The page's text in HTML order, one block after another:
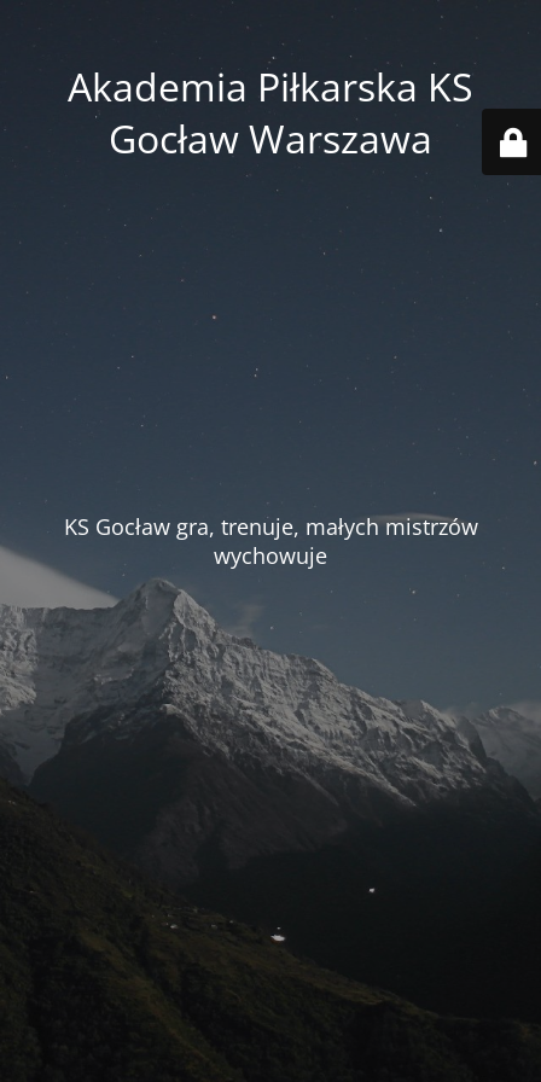
Akademia Piłkarska KS
Gocław Warszawa
KS Gocław gra, trenuje, małych mistrzów
wychowuje